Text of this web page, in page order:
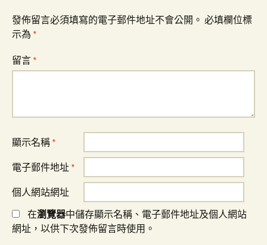
發佈留言必須填寫的電子郵件地址不會公開。 必填欄位標
示為 *
留言 *
顯示名稱 *
電子郵件地址 *
個人網站網址
在瀏覽器中儲存顯示名稱、電子郵件地址及個人網站
網址，以供下次發佈留言時使用。